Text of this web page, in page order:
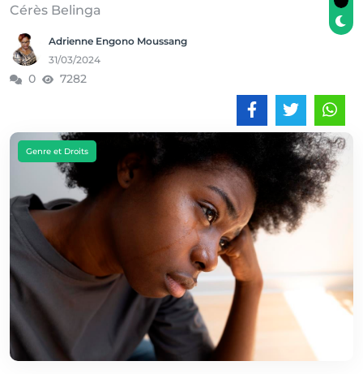
Cérès Belinga
Adrienne Engono Moussang
31/03/2024
0 7282
Genre et Droits